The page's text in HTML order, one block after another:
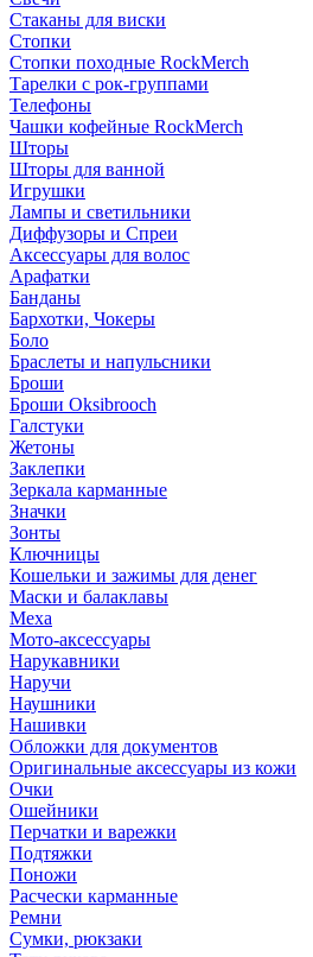
Стаканы для виски
Стопки
Стопки походные RockMerch
Тарелки с рок-группами
Телефоны
Чашки кофейные RockMerch
Шторы
Шторы для ванной
Игрушки
Лампы и светильники
Диффузоры и Спреи
Аксессуары для волос
Арафатки
Банданы
Бархотки, Чокеры
Боло
Браслеты и напульсники
Броши
Броши Oksibrooch
Галстуки
Жетоны
Заклепки
Зеркала карманные
Значки
Зонты
Ключницы
Кошельки и зажимы для денег
Маски и балаклавы
Меха
Мото-аксессуары
Нарукавники
Наручи
Наушники
Нашивки
Обложки для документов
Оригинальные аксессуары из кожи
Очки
Ошейники
Перчатки и варежки
Подтяжки
Поножи
Расчески карманные
Ремни
Сумки, рюкзаки